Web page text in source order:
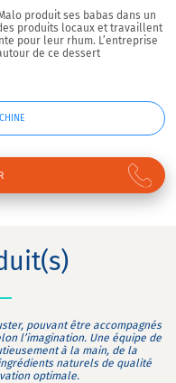
produit ses babas dans un
produits locaux et travaillent
pour leur rhum. L’entreprise
de ce dessert
pouvant être accompagnés
l’imagination. Une équipe de
à la main, de la
naturels de qualité
optimale.